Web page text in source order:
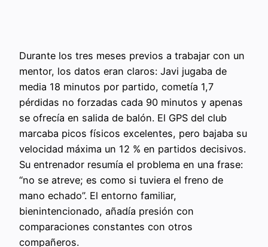
Durante los tres meses previos a trabajar con un
mentor, los datos eran claros: Javi jugaba de
media 18 minutos por partido, cometía 1,7
pérdidas no forzadas cada 90 minutos y apenas
se ofrecía en salida de balón. El GPS del club
marcaba picos físicos excelentes, pero bajaba su
velocidad máxima un 12 % en partidos decisivos.
Su entrenador resumía el problema en una frase:
“no se atreve; es como si tuviera el freno de
mano echado”. El entorno familiar,
bienintencionado, añadía presión con
comparaciones constantes con otros
compañeros.